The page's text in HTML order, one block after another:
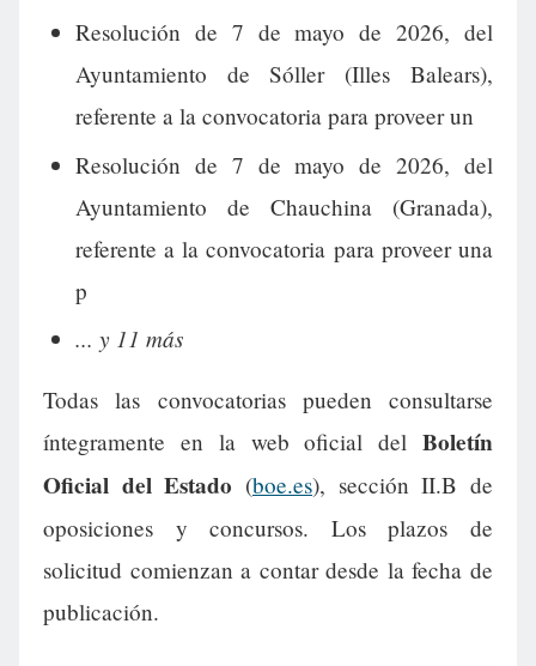
Resolución de 7 de mayo de 2026, del
Ayuntamiento de Sóller (Illes Balears),
referente a la convocatoria para proveer un
Resolución de 7 de mayo de 2026, del
Ayuntamiento de Chauchina (Granada),
referente a la convocatoria para proveer una
p
... y 11 más
Todas las convocatorias pueden consultarse
íntegramente en la web oficial del Boletín
Oficial del Estado (boe.es), sección II.B de
oposiciones y concursos. Los plazos de
solicitud comienzan a contar desde la fecha de
publicación.